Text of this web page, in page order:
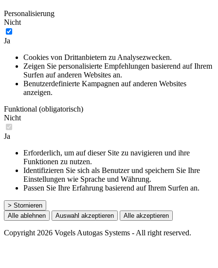
Personalisierung
Nicht
Ja
Cookies von Drittanbietern zu Analysezwecken.
Zeigen Sie personalisierte Empfehlungen basierend auf Ihrem
Surfen auf anderen Websites an.
Benutzerdefinierte Kampagnen auf anderen Websites
anzeigen.
Funktional (obligatorisch)
Nicht
Ja
Erforderlich, um auf dieser Site zu navigieren und ihre
Funktionen zu nutzen.
Identifizieren Sie sich als Benutzer und speichern Sie Ihre
Einstellungen wie Sprache und Währung.
Passen Sie Ihre Erfahrung basierend auf Ihrem Surfen an.
> Stornieren
Alle ablehnen
Auswahl akzeptieren Alle akzeptieren
Copyright 2026 Vogels Autogas Systems - All right reserved.